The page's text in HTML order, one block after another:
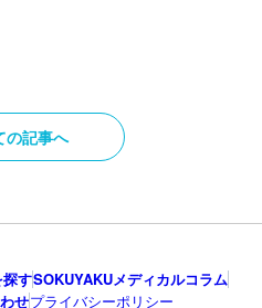
の記事へ
すSOKUYAKUメディカルコラム
せプライバシーポリシー